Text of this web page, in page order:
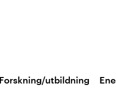
Forskning/utbildning